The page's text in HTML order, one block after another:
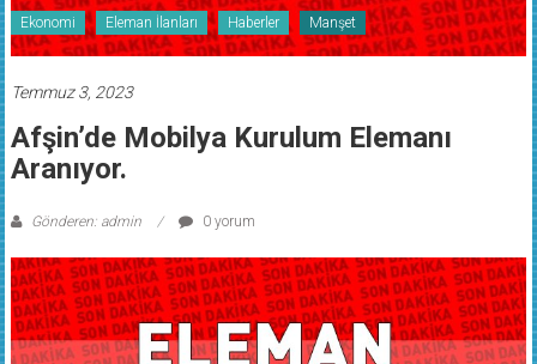
Ekonomi Eleman İlanları Haberler Manşet
Temmuz 3, 2023
Afşin’de Mobilya Kurulum Elemanı
Aranıyor.
Gönderen: admin 0 yorum